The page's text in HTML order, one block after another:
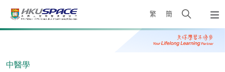
繁 簡
Open
search
panel
Main
中醫學